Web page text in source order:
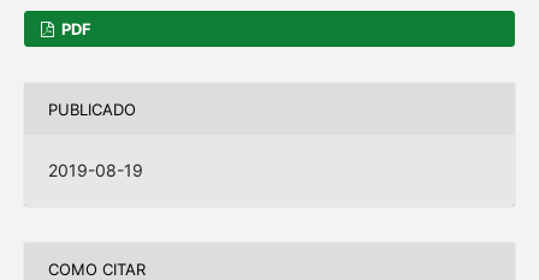
PDF
PUBLICADO
2019-08-19
COMO CITAR